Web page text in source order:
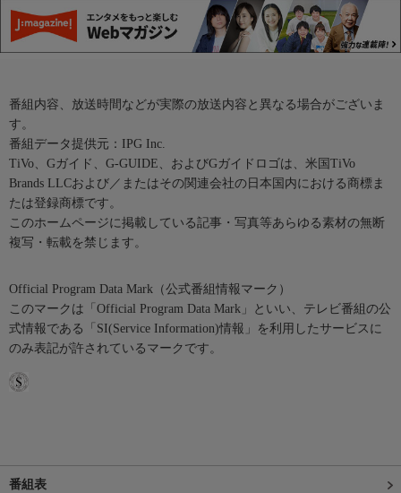
番組内容、放送時間などが実際の放送内容と異なる場合がございま
す。
番組データ提供元：IPG Inc.
TiVo、Gガイド、G-GUIDE、およびGガイドロゴは、米国TiVo
Brands LLCおよび／またはその関連会社の日本国内における商標ま
たは登録商標です。
このホームページに掲載している記事・写真等あらゆる素材の無断
複写・転載を禁じます。
Official Program Data Mark（公式番組情報マーク）
このマークは「Official Program Data Mark」といい、テレビ番組の公
式情報である「SI(Service Information)情報」を利用したサービスに
のみ表記が許されているマークです。
番組表